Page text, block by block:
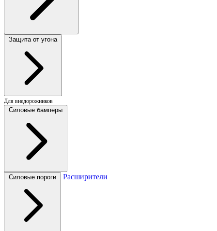
Защита от угона
Для внедорожников
Силовые бамперы
Силовые пороги Расширители